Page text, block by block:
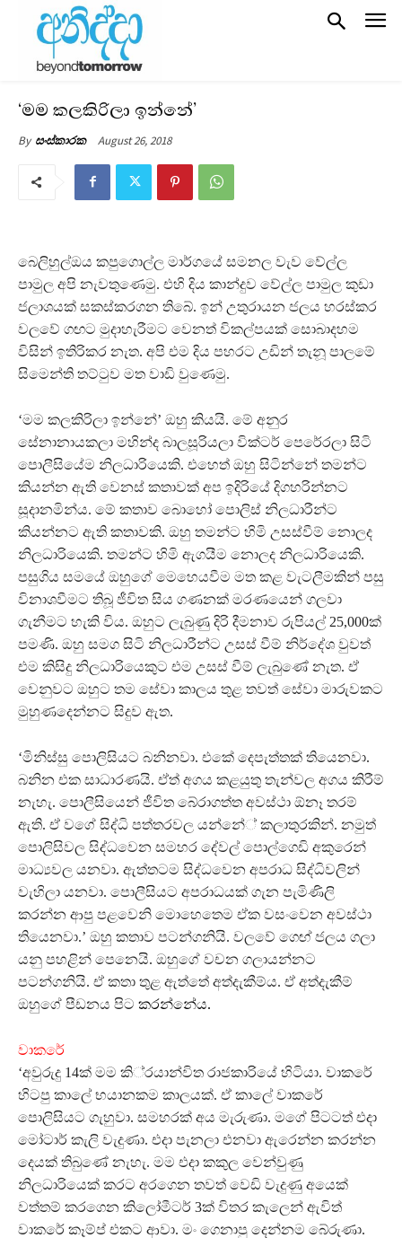
‘මම කලකිරිලා ඉන්නේ’
By සංස්කාරක August 26, 2018
බෙලිහුල්ඔය කපුගොල්ල මාර්ගයේ සමනල වැව වේල්ල
පාමුල අපි නැවතුණෙමු. එහි දිය කාන්දුව වේල්ල පාමුල කුඩා
ජලාශයක් සකස්කරගන තිබේ. ඉන් උතුරායන ජලය හරස්කර
වලවේ ගඟට මුදාහැරීමට වෙනත් විකල්පයක් සොබාදහම
විසින් ඉතිරිකර නැත. අපි එම දිය පහරට උඩින් තැනූ පාලමේ
සිමෙන්ති තට්ටුව මත වාඩි වුණෙමු.
‘මම කලකිරිලා ඉන්නේ’ ඔහු කියයි. මේ අනුර
සේනානායකලා මහින්ද බාලසූරියලා වික්ටර් පෙරේරලා සිටි
පොලීසියේම නිලධාරියෙකි. එහෙත් ඔහු සිටින්නේ තමන්ට
කියන්න ඇති වෙනස් කතාවක් අප ඉදිරියේ දිගහරින්නට
සූදානමින්ය. මේ කතාව බොහෝ පොලිස් නිලධාරීන්ට
කියන්නට ඇති කතාවකි. ඔහු තමන්ට හිමි උසස්වීම් නොලද
නිලධාරියෙකි. තමන්ට හිමි ඇගයීම නොලද නිලධාරියෙකි.
පසුගිය සමයේ ඔහුගේ මෙහෙයවීම මත කළ වැටලීමකින් පසු
විනාශවීමට තිබූ ජීවිත සිය ගණනක් මරණයෙන් ගලවා
ගැනීමට හැකි විය. ඔහුට ලැබුණු දිරි දීමනාව රුපියල් 25,000ක්
පමණි. ඔහු සමග සිටි නිලධාරීන්ට උසස් වීම් නිර්දේශ වුවත්
එම කිසිදු නිලධාරියෙකුට එම උසස් වීම් ලැබුණේ නැත. ඒ
වෙනුවට ඔහුට තම සේවා කාලය තුළ තවත් සේවා මාරුවකට
මුහුණදෙන්නට සිදුව ඇත.
‘මිනිස්සු පොලිසියට බනිනවා. එකේ දෙපැත්තක් තියෙනවා.
බනින එක සාධාරණයි. ඒත් අගය කළයුතු තැන්වල අගය කිරීම්
නැහැ. පොලීසියෙන් ජීවිත බේරාගත්ත අවස්ථා ඕනෑ තරම්
ඇති. ඒ වගේ සිද්ධි පත්තරවල යන්නේ් කලාතුරකින්. නමුත්
පොලිසිවල සිද්ධවෙන සමහර දේවල් පොල්ගෙඩි අකුරෙන්
මාධ්‍යවල යනවා. ඇත්තටම සිද්ධවෙන අපරාධ සිද්ධිවලින්
වැහිලා යනවා. පොලීසියට අපරාධයක් ගැන පැමිණිලි
කරන්න ආපු පළවෙනි මොහෙතෙම ඒක වසංවෙන අවස්ථා
තියෙනවා.’ ඔහු කතාව පටන්ගනියි. වලවේ ගෙඟ් ජලය ගලා
යනු පහළින් පෙනෙයි. ඔහුගේ වචන ගලායන්නට
පටන්ගනියි. ඒ කතා තුළ ඇත්තේ අත්දැකීම්ය. ඒ අත්දැකීම්
ඔහුගේ පීඩනය පිට කරන්නේය.
වාකරේ
‘අවුරුදු 14ක් මම කි‍‍්‍රයාන්විත රාජකාරියේ හිටියා. වාකරේ
හිටපු කාලේ භයානකම කාලයක්. ඒ කාලේ වාකරේ
පොලිසියට ගැහුවා. සමහරක් අය මැරුණා. මගේ පිටටත් එදා
මෝටාර් කැලි වැදුණා. එදා පැනලා එනවා ඇරෙන්න කරන්න
දෙයක් තිබුණේ නැහැ. මම එදා කකුල වෙන්වුණු
නිලධාරියෙක් කරට අරගෙන තවත් වෙඩි වැදුණු අයෙක්
වත්තම් කරගෙන කි‍ලෝමීටර් 3ක් විතර කැලෙන් ඇවිත්
වාකරේ කෑම්ප් එකට ආවා. මං ගෙනාපු දෙන්නම බේරුණා.